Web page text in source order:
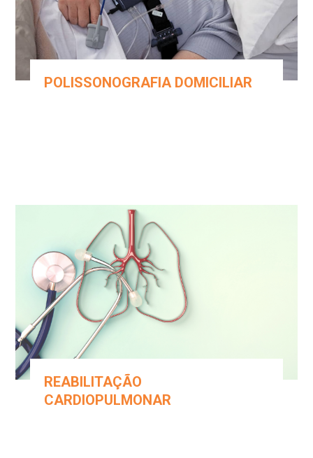
POLISSONOGRAFIA DOMICILIAR
REABILITAÇÃO
CARDIOPULMONAR